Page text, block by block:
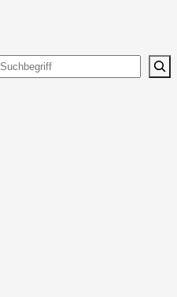
Suchen